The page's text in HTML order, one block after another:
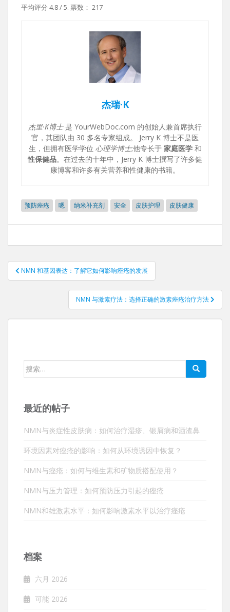
平均评分 4.8/ 5. 票数： 217
杰瑞·K
杰里·K博士是 YourWebDoc.com 的创始人兼首席执行
官，其团队由 30 多名专家组成。 Jerry K 博士不是医
生，但拥有医学学位 心理学博士;他专长于 家庭医学和
性保健品。在过去的十年中，Jerry K 博士撰写了许多健
康博客和许多有关营养和性健康的书籍。
预防痤疮 嗯 纳米补充剂 安全 皮肤护理 皮肤健康
帖
子
NMN 和基因表达：了解它如何影响痤疮的发展
NMN 与激素疗法：选择正确的激素痤疮治疗方法
搜
最近的帖子
NMN与炎症性皮肤病：如何治疗湿疹、银屑病和酒渣鼻
环境因素对痤疮的影响：如何从环境诱因中恢复？
NMN与痤疮：如何与维生素和矿物质搭配使用？
NMN与压力管理：如何预防压力引起的痤疮
NMN和雄激素水平：如何影响激素水平以治疗痤疮
档案
六月 2026
可能 2026